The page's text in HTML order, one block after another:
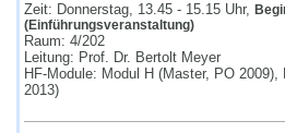
Zeit: Donnerstag, 13.45 - 15.15 Uhr,
(Einführungsveranstaltung)
Raum: 4/202
Leitung: Prof. Dr. Bertolt Meyer
HF-Module: Modul H (Master, PO
2013)